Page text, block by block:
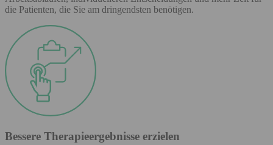
die Patienten, die Sie am dringendsten benötigen.
Bessere Therapieergebnisse erzielen